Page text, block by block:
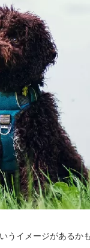
うイメージがあるか